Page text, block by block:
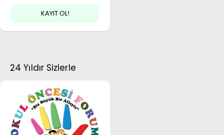
KAYIT OL!
24 Yıldır Sizlerle